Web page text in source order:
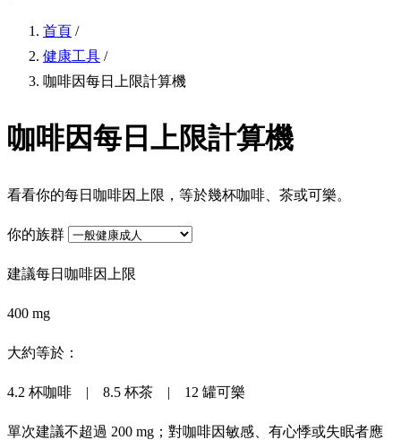
首頁 /
健康工具 /
咖啡因每日上限計算機
咖啡因每日上限計算機
看看你的每日咖啡因上限，等於幾杯咖啡、茶或可樂。
你的族群
建議每日咖啡因上限
400 mg
大約等於：
4.2 杯咖啡 | 8.5 杯茶 | 12 罐可樂
單次建議不超過 200 mg；對咖啡因敏感、有心悸或失眠者應